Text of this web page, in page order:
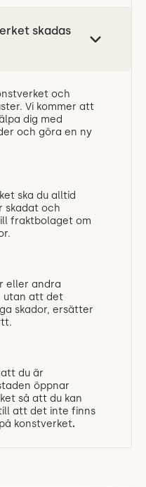
skadas
och
Vi kommer att
dig med
och göra en ny
ska du alltid
skadat och
fraktbolaget om
eller andra
utan att det
skador, ersätter
du är
öppnar
så att du kan
att det inte finns
konstverket.